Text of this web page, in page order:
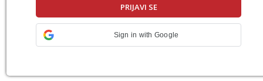
Sign in with Google